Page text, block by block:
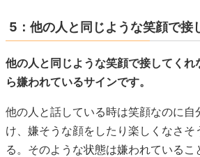
5：他の人と同じような笑顔で接
他の人と同じような笑顔で接してくれ
ら嫌われているサインです。
他の人と話している時は笑顔なのに自
け、嫌そうな顔をしたり楽しくなさそ
る。そのような状態は嫌われているこ